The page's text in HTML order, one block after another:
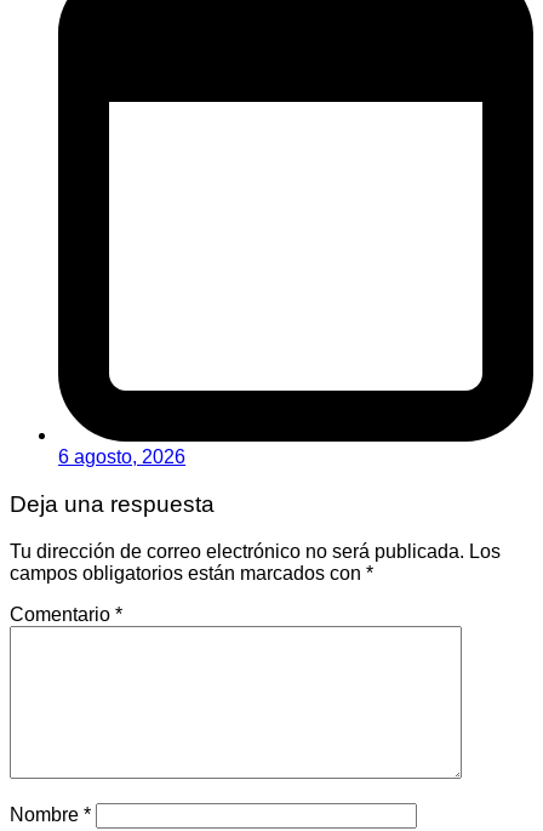
6 agosto, 2026
Deja una respuesta
Tu dirección de correo electrónico no será publicada. Los
campos obligatorios están marcados con *
Comentario *
Nombre *